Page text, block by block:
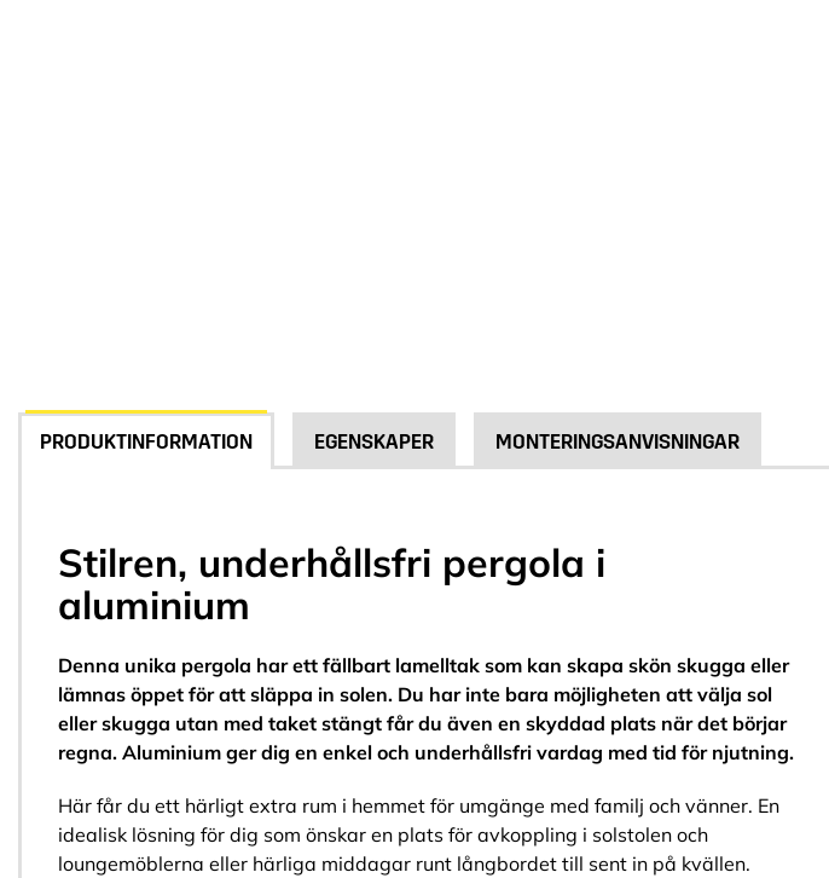
PRODUKTINFORMATION EGENSKAPER MONTERINGSANVISNINGAR
Stilren, underhållsfri pergola i
aluminium
Denna unika pergola har ett fällbart lamelltak som kan skapa skön skugga eller
lämnas öppet för att släppa in solen. Du har inte bara möjligheten att välja sol
eller skugga utan med taket stängt får du även en skyddad plats när det börjar
regna. Aluminium ger dig en enkel och underhållsfri vardag med tid för njutning.
Här får du ett härligt extra rum i hemmet för umgänge med familj och vänner. En
idealisk lösning för dig som önskar en plats för avkoppling i solstolen och
loungemöblerna eller härliga middagar runt långbordet till sent in på kvällen.